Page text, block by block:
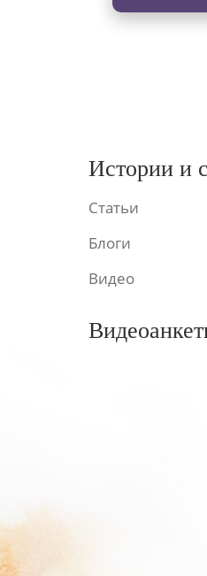
Истории и
Статьи
Блоги
Видео